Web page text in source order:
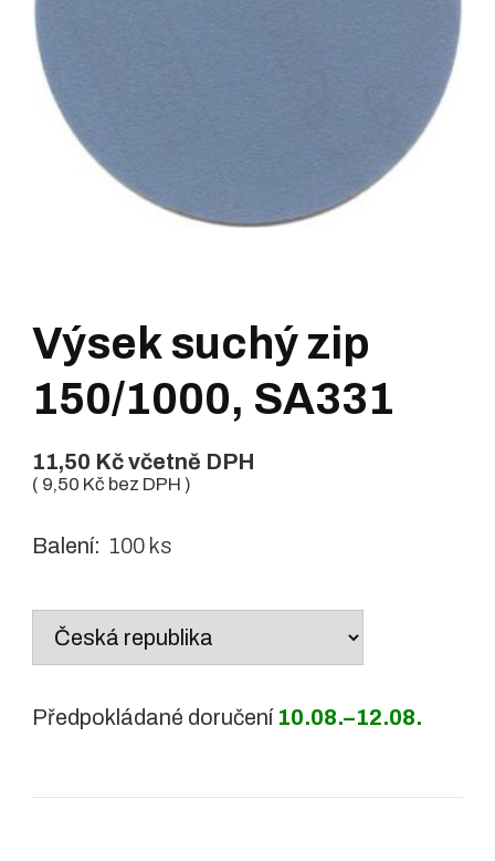
Výsek suchý zip
150/1000, SA331
11,50 Kčvčetně DPH
( 9,50 Kč bez DPH )
Balení: 100 ks
Country
Předpokládané doručení 10.08.–12.08.